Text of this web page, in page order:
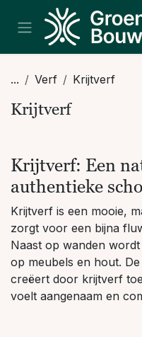
Overslaan naar inhoud
... Verf Krijtverf
Krijtverf
Krijtverf: Een
authentieke
Krijtverf is een mooie,
zorgt voor een bijna
Naast op wanden
op meubels en hout.
creëert door krijtverf
voelt aangenaam en